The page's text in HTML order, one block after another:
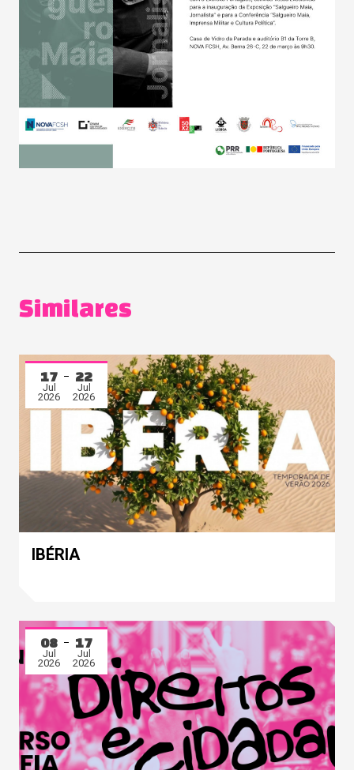
Similares
17
Jul
2026
22
Jul
2026
IBÉRIA
08
Jul
2026
17
Jul
2026